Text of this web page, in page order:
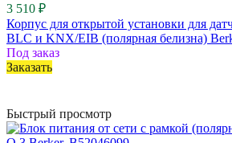
3 510 ₽
Корпус для открытой установки для
BLC и KNX/EIB (полярная белизна)
Под заказ
Заказать
Быстрый просмотр